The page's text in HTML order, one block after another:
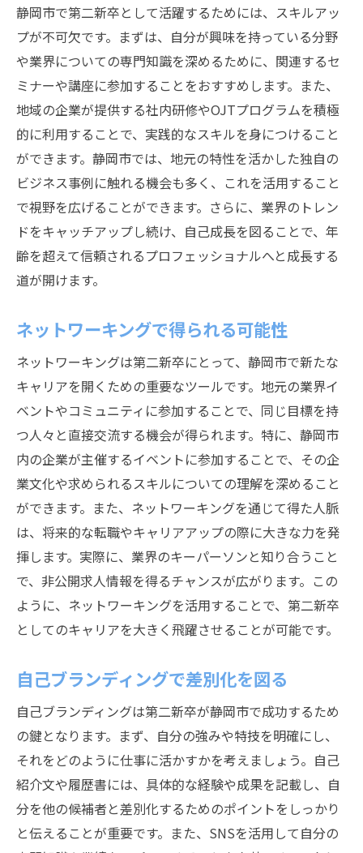
体的なアプローチ
継続的な学びを促進する方法
キャリアゴールの明確化とプランニング
自己成長のためのフィードバックの重要性
静岡市のリソースを活用した自己啓発
新たな挑戦を続けるためのメンタルセット
コミュニティにおける成長機会の活用
静岡市で第二新卒が地域社会に貢献するための
実践的なアドバイス
地域社会に役立つスキルを身につける
ボランティア活動を通じた貢献の仕方
コミュニティイベントでのネットワーキン
グ
地域経済の発展に寄与する方法
持続可能な社会を目指す活動の紹介
静岡市で第二新卒として活躍するためには、スキルアッ
プが不可欠です。まずは、自分が興味を持っている分野
や業界についての専門知識を深めるために、関連するセ
ミナーや講座に参加することをおすすめします。また、
地域の企業が提供する社内研修やOJTプログラムを積極
的に利用することで、実践的なスキルを身につけること
ができます。静岡市では、地元の特性を活かした独自の
ビジネス事例に触れる機会も多く、これを活用すること
で視野を広げることができます。さらに、業界のトレン
ドをキャッチアップし続け、自己成長を図ることで、年
齢を超えて信頼されるプロフェッショナルへと成長する
道が開けます。
ネットワーキングで得られる可能性
ネットワーキングは第二新卒にとって、静岡市で新たな
キャリアを開くための重要なツールです。地元の業界イ
ベントやコミュニティに参加することで、同じ目標を持
つ人々と直接交流する機会が得られます。特に、静岡市
内の企業が主催するイベントに参加することで、その企
業文化や求められるスキルについての理解を深めること
ができます。また、ネットワーキングを通じて得た人脈
は、将来的な転職やキャリアアップの際に大きな力を発
揮します。実際に、業界のキーパーソンと知り合うこと
で、非公開求人情報を得るチャンスが広がります。この
ように、ネットワーキングを活用することで、第二新卒
としてのキャリアを大きく飛躍させることが可能です。
自己ブランディングで差別化を図る
自己ブランディングは第二新卒が静岡市で成功するため
の鍵となります。まず、自分の強みや特技を明確にし、
それをどのように仕事に活かすかを考えましょう。自己
紹介文や履歴書には、具体的な経験や成果を記載し、自
分を他の候補者と差別化するためのポイントをしっかり
と伝えることが重要です。また、SNSを活用して自分の